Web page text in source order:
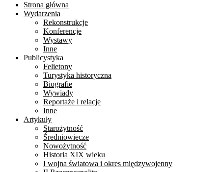
Strona główna
Wydarzenia
Rekonstrukcje
Konferencje
Wystawy
Inne
Publicystyka
Felietony
Turystyka historyczna
Biografie
Wywiady
Reportaże i relacje
Inne
Artykuły
Starożytność
Średniowiecze
Nowożytność
Historia XIX wieku
I wojna światowa i okres międzywojenny